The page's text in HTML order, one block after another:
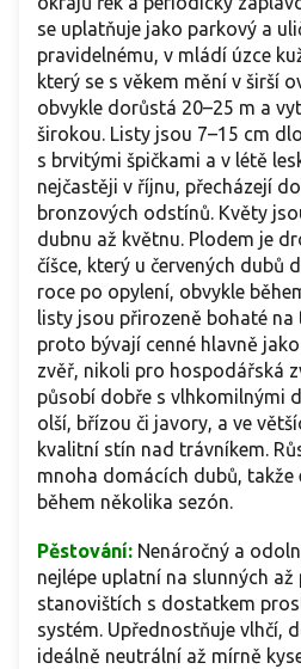
se uplatňuje jako parkový a
pravidelnému, v mládí úzce
který se s věkem mění v širší
obvykle dorůstá 20–25 m a
širokou. Listy jsou 7–15 cm
s brvitými špičkami a v létě
nejčastěji v říjnu, přecházejí
bronzových odstínů. Květy
dubnu až květnu. Plodem je
číšce, který u červených dubů
roce po opylení, obvykle
listy jsou přirozeně bohaté
proto bývají cenné hlavně
zvěř, nikoli pro hospodářská
působí dobře s vlhkomilnými
olší, břízou či javory, a ve
kvalitní stín nad trávníkem.
mnoha domácích dubů,
během několika sezón.
Pěstování: Nenáročný a
nejlépe uplatní na slunných
stanovištích s dostatkem
systém. Upřednostňuje vlhčí,
ideálně neutrální až mírně